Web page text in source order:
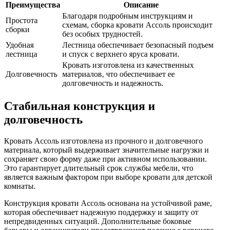
Преимущества
Описание
Простота
сборки
Благодаря подробным инструкциям и
схемам, сборка кровати Ассоль происходит
без особых трудностей.
Удобная
лестница
Лестница обеспечивает безопасный подъем
и спуск с верхнего яруса кровати.
Долговечность
Кровать изготовлена из качественных
материалов, что обеспечивает ее
долговечность и надежность.
Стабильная конструкция и
долговечность
Кровать Ассоль изготовлена из прочного и долговечного
материала, который выдерживает значительные нагрузки и
сохраняет свою форму даже при активном использовании.
Это гарантирует длительный срок службы мебели, что
является важным фактором при выборе кровати для детской
комнаты.
Конструкция кровати Ассоль основана на устойчивой раме,
которая обеспечивает надежную поддержку и защиту от
непредвиденных ситуаций. Дополнительные боковые